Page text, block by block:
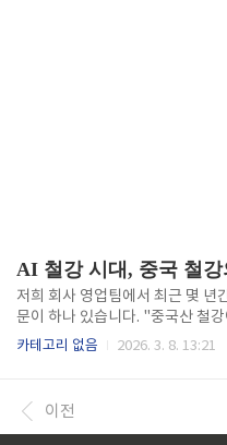
저희 회사 영업팀에서 최근 몇 년
문이 하나 있습니다. "중국산 철
이가 어느 정도인가요?" 예전 같
을 많이 들어왔습니다. 하지만 요
니다. 제가 직접 가공업체들을 돌
카테고리 없음 2026. 3. 8. 13:21
이전